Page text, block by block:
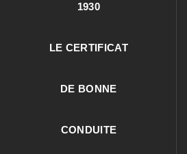
1930
LE CERTIFICAT
DE BONNE
CONDUITE